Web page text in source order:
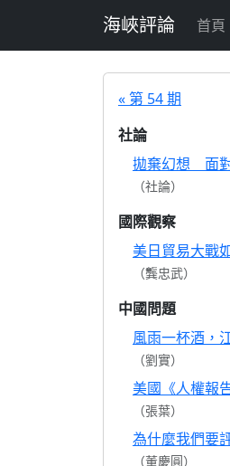
海峽評論 首頁
« 第 54 期
社論
拋棄幻想 面
（社論）
國際觀察
美日貿易大戰
（龔忠武）
中國問題
風雨一杯酒，
（劉實）
美國《人權報
（張葉）
為什麼我們要
（董慶圓）